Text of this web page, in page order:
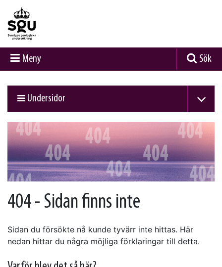
Meny Sök
Undersidor
404 - Sidan finns inte
Sidan du försökte nå kunde tyvärr inte hittas. Här
nedan hittar du några möjliga förklaringar till detta.